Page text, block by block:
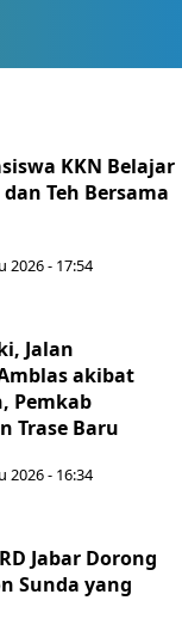
KKN Belajar
Teh Bersama
2026 - 17:54
Jalan
akibat
Pemkab
Trase Baru
2026 - 16:34
Jabar Dorong
Sunda yang